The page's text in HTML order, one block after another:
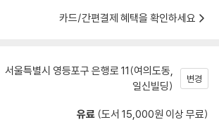
카드/간편결제 혜택을 확인하세요
서울특별시 영등포구 은행로 11(여의도동,
일신빌딩)
변경
유료 (도서 15,000원 이상 무료)